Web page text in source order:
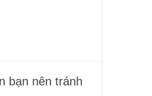
bạn nên tránh